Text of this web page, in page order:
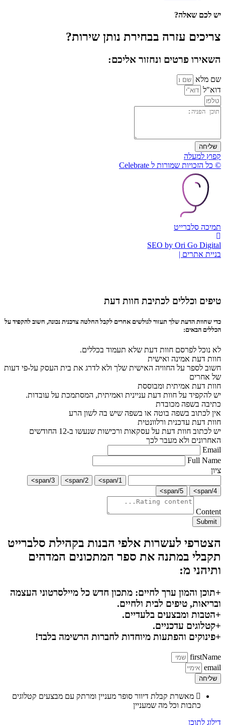
יש לכם שאלה?
צריכים עזרה בבחירת נותן שירות?
השאירו פרטים ונחזור אליכם:
שם מלא
דוא"ל
שליחה
קפוץ למעלה
© כל הזכויות שמורות ל Celebrate
תמיכה סלברייט
SEO by Ori Go Digital
בניית אתרים |
טיפים וכללים לכתיבת חוות דעת
כדי שחוות הדעת שלך תעזור לגולשים אחרים לקבל החלטה צרכנית נכונה, חשוב להקפיד על
הכללים הבאים:
לא נוכל לפרסם חוות דעת שלא תעמוד בכללים.
חוות דעת אמינה ואישית
חשוב לספר על החוויה האישית שלך ולא לדרג את בית העסק על-פי דעות
של אחרים
חוות דעת אמיתית ומבוססת
יש להקפיד על חוות דעת עניינית ואמיתית, המסתמכת על עובדות.
כתיבה בשפה מכובדת
אין לכתוב בשפה בוטה או בשפה שיש בה לשון הרע
חוות דעת עדכנית ורלוונטית
יש לכתוב חוות דעת על עסקאות ורכישות שנעשו ב-12 החודשים
האחרונים ולא מעבר לכך
Email
Full Name
ציון
1/span>
2/span>
3/span>
4/span>
5/span>
Content
Submit
הצטרפי לעשרות אלפי הבנות בקהילת סלברייט
תקבלי במתנה את ספר המתכונים המדהים
ותיהני מ:
+תוכן והמון ערך לחיים: מתכון חדש כל מיילסרטוני העצמה
ובריאות, טיפים לבית ולחיים.
+הטבות ומבצעים בלעדיים.
+קטלוגים עדכניים.
+פינוקים והפתעות מיוחדות לחברות הרשימה בלבד!
firstName
email
שליחה
מאשרת קבלת דיוור סופר מעניין ומרתק עם מבצעים קטלוגים
כתבות וכל מה שמעניין
דילוג לתוכן